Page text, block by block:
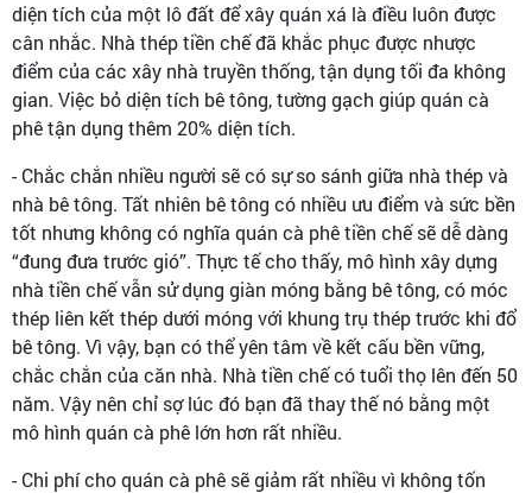
diện tích của một lô đất để xây quán xá là điều luôn được
cân nhắc. Nhà thép tiền chế đã khắc phục được nhược
điểm của các xây nhà truyền thống, tận dụng tối đa không
gian. Việc bỏ diện tích bê tông, tường gạch giúp quán cà
phê tận dụng thêm 20% diện tích.
- Chắc chắn nhiều người sẽ có sự so sánh giữa nhà thép và
nhà bê tông. Tất nhiên bê tông có nhiều ưu điểm và sức bền
tốt nhưng không có nghĩa quán cà phê tiền chế sẽ dễ dàng
“đung đưa trước gió”. Thực tế cho thấy, mô hình xây dựng
nhà tiền chế vẫn sử dụng giàn móng bằng bê tông, có móc
thép liên kết thép dưới móng với khung trụ thép trước khi đổ
bê tông. Vì vậy, bạn có thể yên tâm về kết cấu bền vững,
chắc chắn của căn nhà. Nhà tiền chế có tuổi thọ lên đến 50
năm. Vậy nên chỉ sợ lúc đó bạn đã thay thế nó bằng một
mô hình quán cà phê lớn hơn rất nhiều.
- Chi phí cho quán cà phê sẽ giảm rất nhiều vì không tốn